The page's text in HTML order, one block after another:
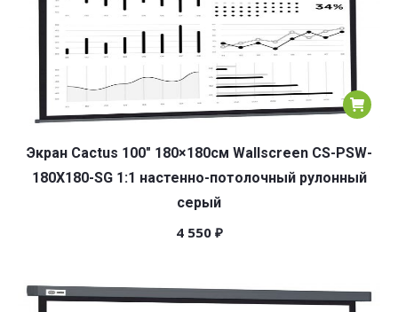
Экран Cactus 100″ 180×180см Wallscreen CS-PSW-
180X180-SG 1:1 настенно-потолочный рулонный
серый
4 550 ₽